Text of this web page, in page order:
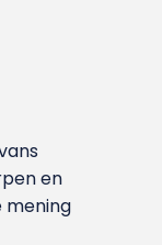
en
mening